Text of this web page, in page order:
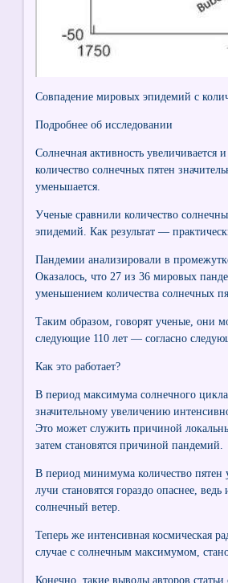
Совпадение мировых эпидемий с
Подробнее об исследовании
Солнечная активность
количество солнечных пятен
уменьшается.
Ученые сравнили количество
эпидемий. Как результат —
Пандемии анализировали в
Оказалось, что 27 из 36 мировых
уменьшением количества солнечных
Таким образом, говорят ученые, они
следующие 110 лет — согласно
Как это работает?
В период максимума солнечного цикла
значительному увеличению
Это может служить причиной
затем становятся причиной пандемий.
В период минимума количество пятен
лучи становятся гораздо опаснее,
солнечный ветер.
Теперь же интенсивная космическая
случае с солнечным максимумом,
Конечно, такие выводы авторов